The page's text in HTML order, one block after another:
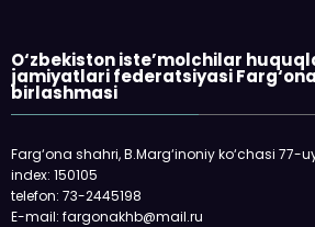
O‘zbekiston iste’molchilar
jamiyatlari federatsiyasi
birlashmasi
Farg‘ona shahri, B.Marg‘inoniy ko‘chasi 77-
index: 150105
telefon: 73-2445198
E-mail: fargonakhb@mail.ru